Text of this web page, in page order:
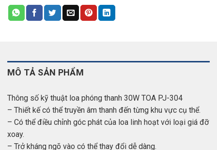
MÔ TẢ SẢN PHẨM
Thông số kỹ thuật loa phóng thanh 30W TOA PJ-304
– Thiết kế có thể truyền âm thanh đến từng khu vực cụ thể.
– Có thể điều chỉnh góc phát của loa linh hoạt với loại giá đỡ
xoay.
– Trở kháng ngõ vào có thể thay đổi dễ dàng.